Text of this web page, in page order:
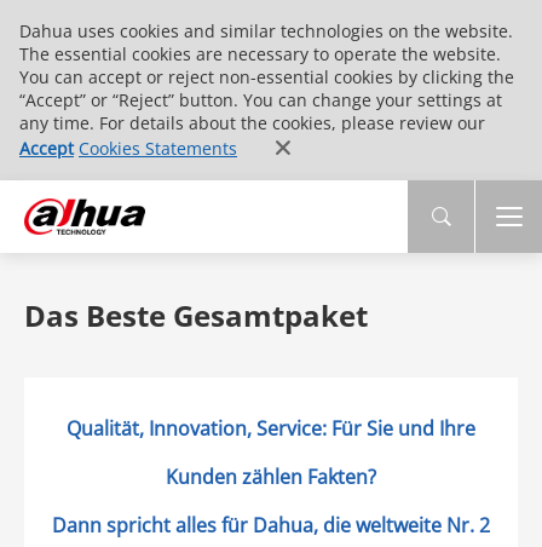
Dahua uses cookies and similar technologies on the website.
The essential cookies are necessary to operate the website.
You can accept or reject non-essential cookies by clicking the
“Accept” or “Reject” button. You can change your settings at
any time. For details about the cookies, please review our
Accept Cookies Statements
Das Beste Gesamtpaket
Qualität, Innovation, Service: Für Sie und Ihre
Kunden zählen Fakten?
Dann spricht alles für Dahua, die weltweite Nr. 2